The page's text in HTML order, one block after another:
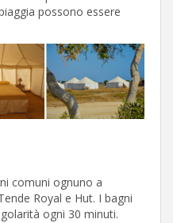
possono essere
comuni ognuno a
Royal e Hut. I bagni
ogni 30 minuti.